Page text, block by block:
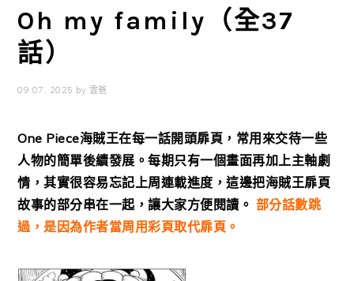
Oh my family（全37
話）
09 07, 2025 by 雲爸
One Piece海賊王在每一話開頭扉頁，常用來交待一些
人物的簡單後續發展。每期只有一個畫面再加上主軸劇
情，其實很容易忘記上周連載進度，這邊把海賊王扉頁
故事的部分串在一起，讓大家方便閱讀。 部分話數跳
過，是因為作者當周用彩頁取代扉頁。